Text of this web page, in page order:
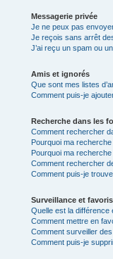
Messagerie privée
Je ne peux pas
Je reçois sans arrêt
J’ai reçu un spam ou
Amis et ignorés
Que sont mes listes
Comment puis-je
Recherche dans les
Comment rechercher
Pourquoi ma
Pourquoi ma
Comment rechercher
Comment puis-je
Surveillance et favoris
Quelle est la différence
Comment mettre en
Comment surveiller
Comment puis-je